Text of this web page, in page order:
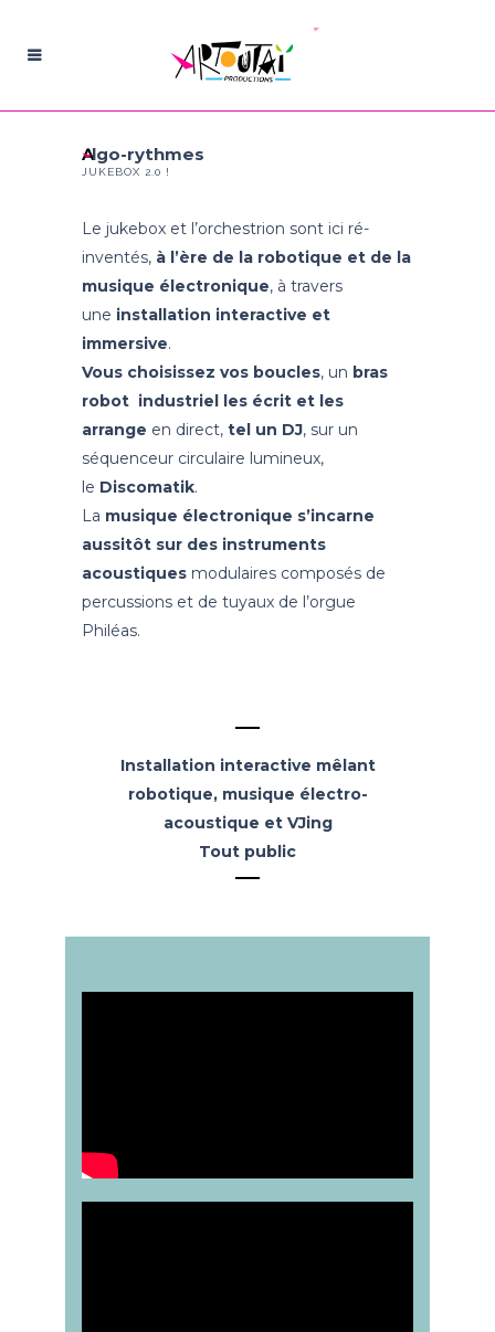
Algo-rythmes
JUKEBOX 2.0 !
Le jukebox et l’orchestrion sont ici ré-
inventés, à l’ère de la robotique et de la
musique électronique, à travers
une installation interactive et
immersive.
Vous choisissez vos boucles, un bras
robot industriel les écrit et les
arrange en direct, tel un DJ, sur un
séquenceur circulaire lumineux,
le Discomatik.
La musique électronique s’incarne
aussitôt sur des instruments
acoustiques modulaires composés de
percussions et de tuyaux de l’orgue
Philéas.
Installation interactive mêlant
robotique, musique électro-
acoustique et VJing
Tout public